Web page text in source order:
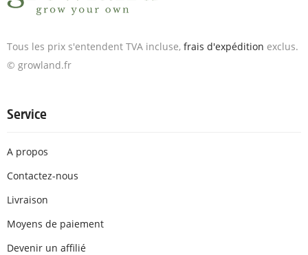
Tous les prix s'entendent TVA incluse, frais d'expédition exclus.
© growland.fr
Service
A propos
Contactez-nous
Livraison
Moyens de paiement
Devenir un affilié